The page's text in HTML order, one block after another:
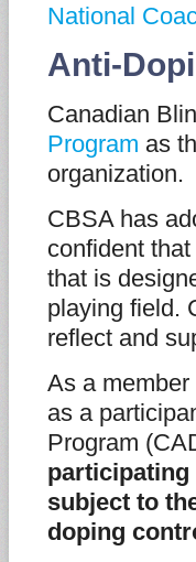
National
Anti-
Canadian
Program as
organization.
CBSA has
confident
that is
playing field.
reflect and
As a
as a
Program
participating
subject to
doping